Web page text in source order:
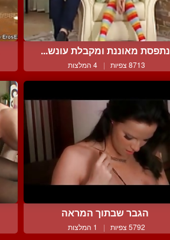
נתפסת מאוננת ומקבלת עונש...
8713 צפיות | 4 המלצות
הגבר שבתוך המראה
5792 צפיות | 1 המלצות